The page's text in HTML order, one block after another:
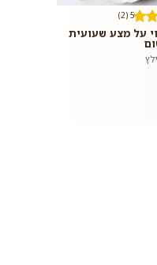
5 (2)
על מצע שעועית